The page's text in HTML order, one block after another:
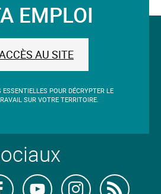
EMPLOI
AU SITE
POUR DÉCRYPTER LE
SUR VOTRE TERRITOIRE.
Retrouvez-Retrouvez-
Retrouvez-